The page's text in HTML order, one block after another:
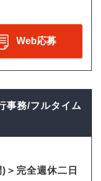
Web応募
務/フルタイム
＞完全週休二日